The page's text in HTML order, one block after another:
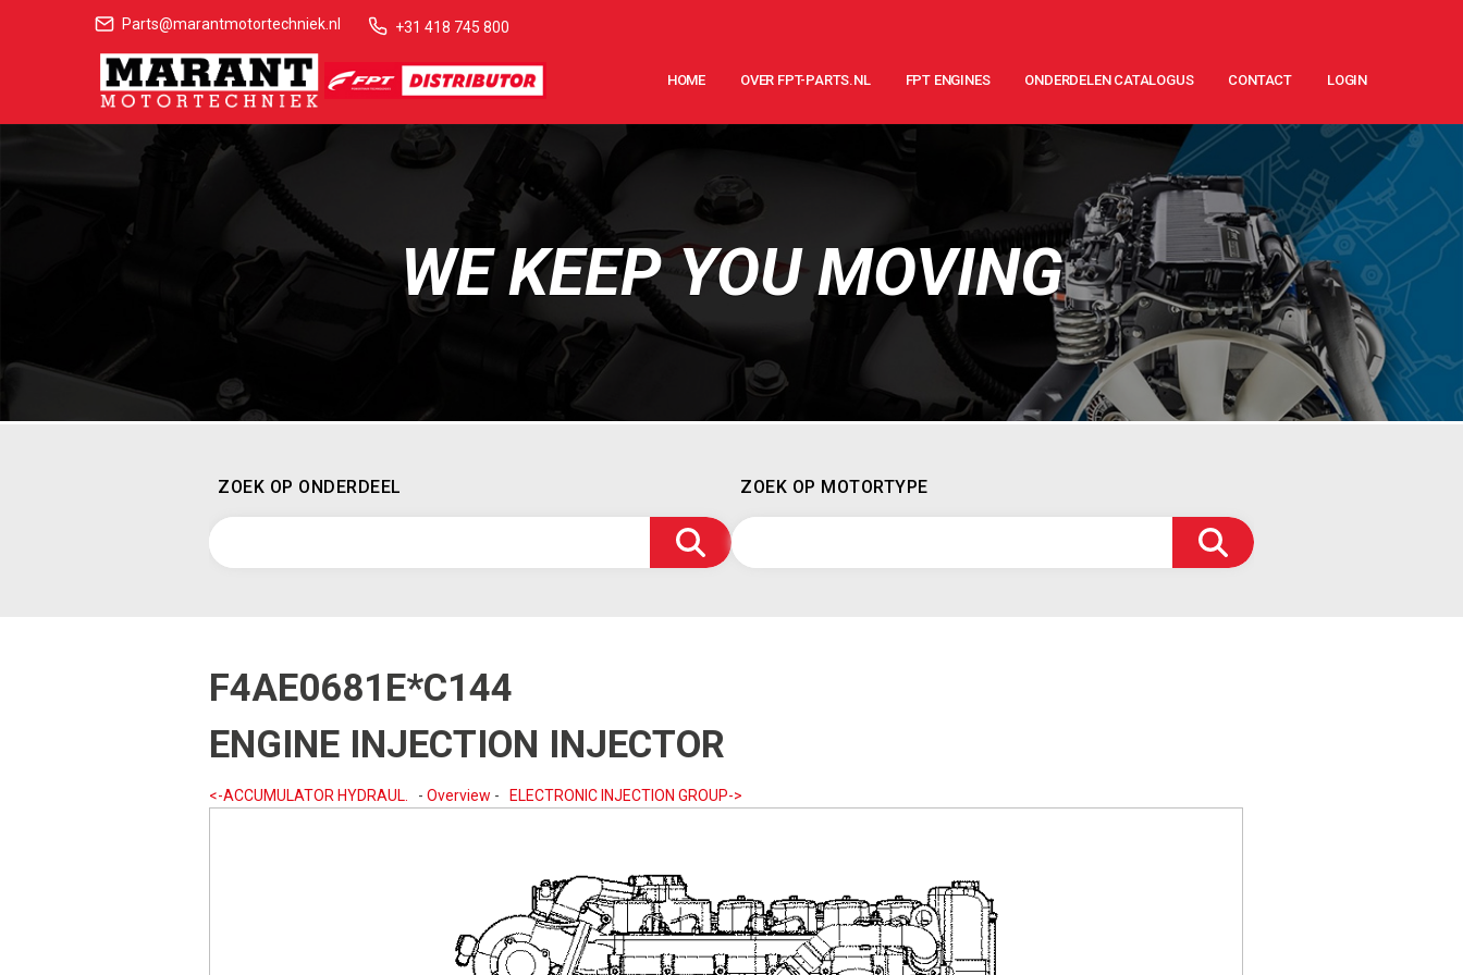
Parts@marantmotortechniek.nl +31 418 745 800
HOME OVER FPT-PARTS.NL FPT ENGINES ONDERDELEN CATALOGUS CONTACT LOGIN
WE KEEP YOU MOVING
ZOEK OP ONDERDEEL ZOEK OP MOTORTYPE
F4AE0681E*C144
ENGINE INJECTION INJECTOR
<-ACCUMULATOR HYDRAUL. - Overview - ELECTRONIC INJECTION GROUP->